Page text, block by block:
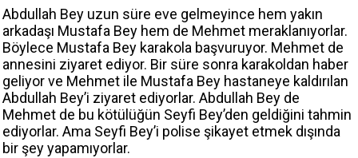
Abdullah Bey uzun süre eve gelmeyince hem yakın
arkadaşı Mustafa Bey hem de Mehmet meraklanıyorlar.
Böylece Mustafa Bey karakola başvuruyor. Mehmet de
annesini ziyaret ediyor. Bir süre sonra karakoldan haber
geliyor ve Mehmet ile Mustafa Bey hastaneye kaldırılan
Abdullah Bey’i ziyaret ediyorlar. Abdullah Bey de
Mehmet de bu kötülüğün Seyfi Bey’den geldiğini tahmin
ediyorlar. Ama Seyfi Bey’i polise şikayet etmek dışında
bir şey yapamıyorlar.